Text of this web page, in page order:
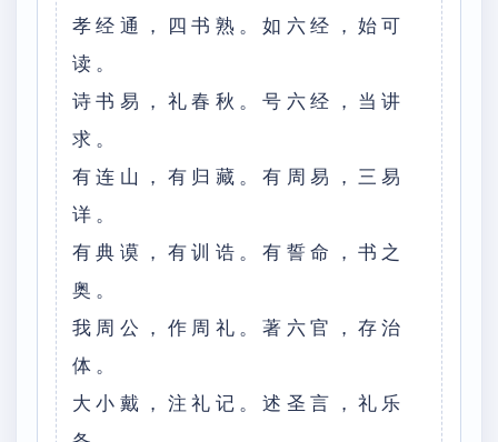
孝经通，四书熟。如六经，始可
读。
诗书易，礼春秋。号六经，当讲
求。
有连山，有归藏。有周易，三易
详。
有典谟，有训诰。有誓命，书之
奥。
我周公，作周礼。著六官，存治
体。
大小戴，注礼记。述圣言，礼乐